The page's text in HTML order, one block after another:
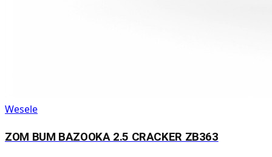
Wesele
ZOM BUM BAZOOKA 2.5 CRACKER ZB363